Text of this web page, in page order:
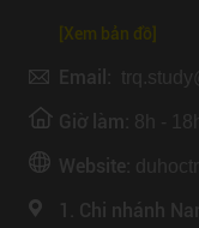
[Xem bản đồ]
Email:
Giờ làm: 8h - 18h
Website:
1. Chi nhánh